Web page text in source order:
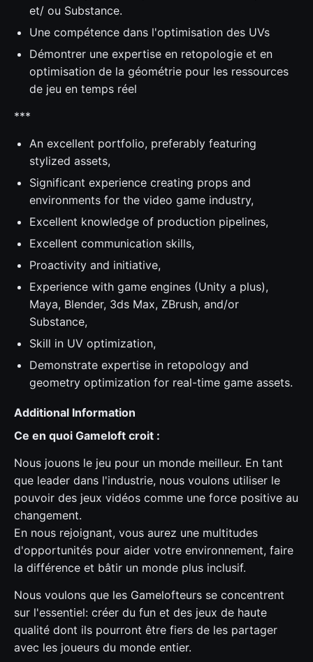
et/ ou Substance.
Une compétence dans l'optimisation des UVs
Démontrer une expertise en retopologie et en
optimisation de la géométrie pour les ressources
de jeu en temps réel
***
An excellent portfolio, preferably featuring
stylized assets,
Significant experience creating props and
environments for the video game industry,
Excellent knowledge of production pipelines,
Excellent communication skills,
Proactivity and initiative,
Experience with game engines (Unity a plus),
Maya, Blender, 3ds Max, ZBrush, and/or
Substance,
Skill in UV optimization,
Demonstrate expertise in retopology and
geometry optimization for real-time game assets.
Additional Information
Ce en quoi Gameloft croit :
Nous jouons le jeu pour un monde meilleur. En tant
que leader dans l'industrie, nous voulons utiliser le
pouvoir des jeux vidéos comme une force positive au
changement.
En nous rejoignant, vous aurez une multitudes
d'opportunités pour aider votre environnement, faire
la différence et bâtir un monde plus inclusif.
Nous voulons que les Gamelofteurs se concentrent
sur l'essentiel: créer du fun et des jeux de haute
qualité dont ils pourront être fiers de les partager
avec les joueurs du monde entier.